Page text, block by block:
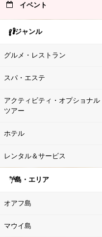
イベント
ジャンル
グルメ・レストラン
スパ・エステ
アクティビティ・オプショナル
ツアー
ホテル
レンタル＆サービス
島・エリア
オアフ島
マウイ島